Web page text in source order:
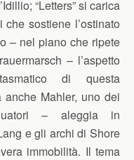
“Letters” si carica
sostiene l’ostinato
– nel piano che ripete
– l’aspetto
di questa
anche Mahler, uno dei
– aleggia in
e gli archi di Shore
immobilità. Il tema